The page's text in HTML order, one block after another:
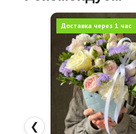
❮
Доставка через 1 час